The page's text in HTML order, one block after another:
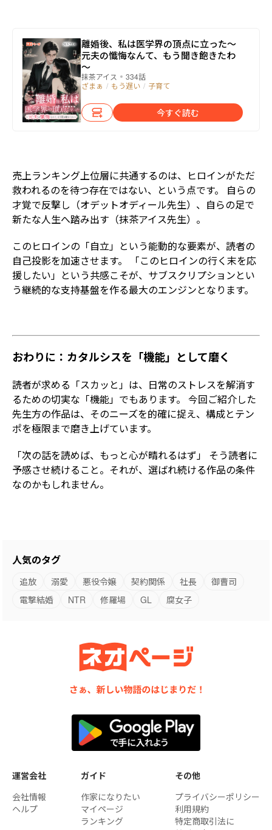
離婚後、私は医学界の頂点に立った～
元夫の懺悔なんて、もう聞き飽きたわ
～
抹茶アイス
334話
ざまぁ / もう遅い / 子育て
今すぐ読む
売上ランキング上位層に共通するのは、ヒロインがただ
救われるのを待つ存在ではない、という点です。 自らの
才覚で反撃し（オデットオディール先生）、自らの足で
新たな人生へ踏み出す（抹茶アイス先生）。
このヒロインの「自立」という能動的な要素が、読者の
自己投影を加速させます。 「このヒロインの行く末を応
援したい」という共感こそが、サブスクリプションとい
う継続的な支持基盤を作る最大のエンジンとなります。
おわりに：カタルシスを「機能」として磨く
読者が求める「スカッと」は、日常のストレスを解消す
るための切実な「機能」でもあります。 今回ご紹介した
先生方の作品は、そのニーズを的確に捉え、構成とテン
ポを極限まで磨き上げています。
「次の話を読めば、もっと心が晴れるはず」 そう読者に
予感させ続けること。それが、選ばれ続ける作品の条件
なのかもしれません。
人気のタグ
追放 溺愛 悪役令嬢 契約関係 社長
御曹司
電撃結婚
NTR 修羅場 GL 腐女子
運営会社
会社情報
ヘルプ
ガイド
作家になりたい
マイページ
ランキング
その他
プライバシーポリシー
利用規約
特定商取引法に